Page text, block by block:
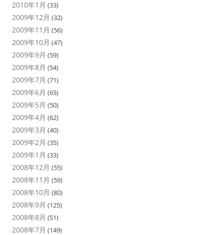
2010年1月 (33)
2009年12月 (32)
2009年11月 (56)
2009年10月 (47)
2009年9月 (59)
2009年8月 (54)
2009年7月 (71)
2009年6月 (65)
2009年5月 (50)
2009年4月 (62)
2009年3月 (40)
2009年2月 (35)
2009年1月 (33)
2008年12月 (55)
2008年11月 (59)
2008年10月 (80)
2008年9月 (125)
2008年8月 (51)
2008年7月 (149)